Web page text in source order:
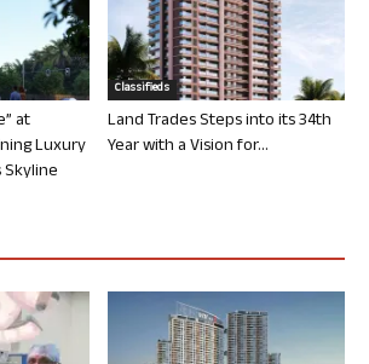
at
Luxury
Skyline
Classifieds
Land Trades Steps into its 34th
Year with a Vision for...